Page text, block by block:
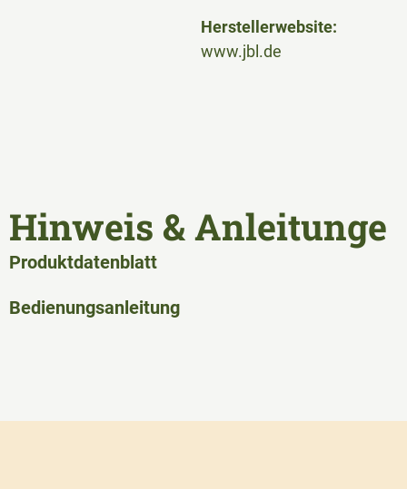
Herstellerwebsite:
www.jbl.de
Hinweis & Anleitunge
Produktdatenblatt
Bedienungsanleitung